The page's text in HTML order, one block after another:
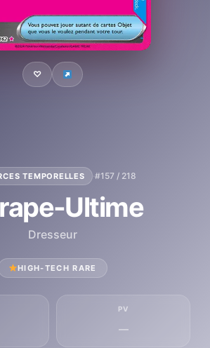
♡
TEMPORELLES ·#157 / 218
Ultime
Dresseur
HIGH-TECH RARE
PV
—